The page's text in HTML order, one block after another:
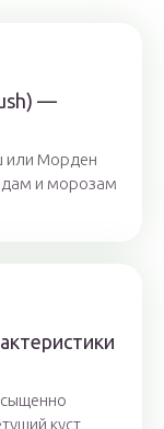
—
или Морден
и морозам
куст